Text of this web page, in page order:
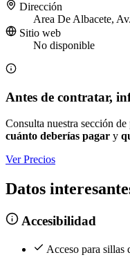
Dirección
Area De Albacete,
Sitio web
No disponible
Antes de contratar,
Consulta nuestra sección
cuánto deberías pagar y
Ver Precios
Datos
Accesibilidad
Acceso para sillas